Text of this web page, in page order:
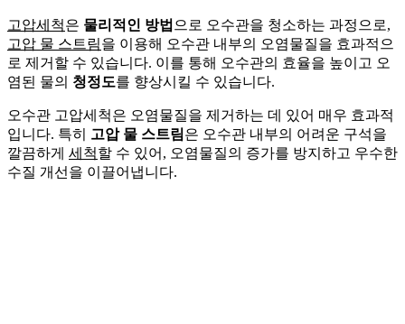
고압세척은 물리적인 방법 으로 오수관을 청소하는 과정으로,
고압 물 스트림을 이용해 오수관 내부의 오염물질을 효과적으
로 제거할 수 있습니다. 이를 통해 오수관의 효율을 높이고 오
염된 물의 청정도를 향상시킬 수 있습니다.
오수관 고압세척은 오염물질을 제거하는 데 있어 매우 효과적
입니다. 특히 고압 물 스트림은 오수관 내부의 어려운 구석을
깔끔하게 세척할 수 있어, 오염물질의 증가를 방지하고 우수한
수질 개선을 이끌어냅니다.